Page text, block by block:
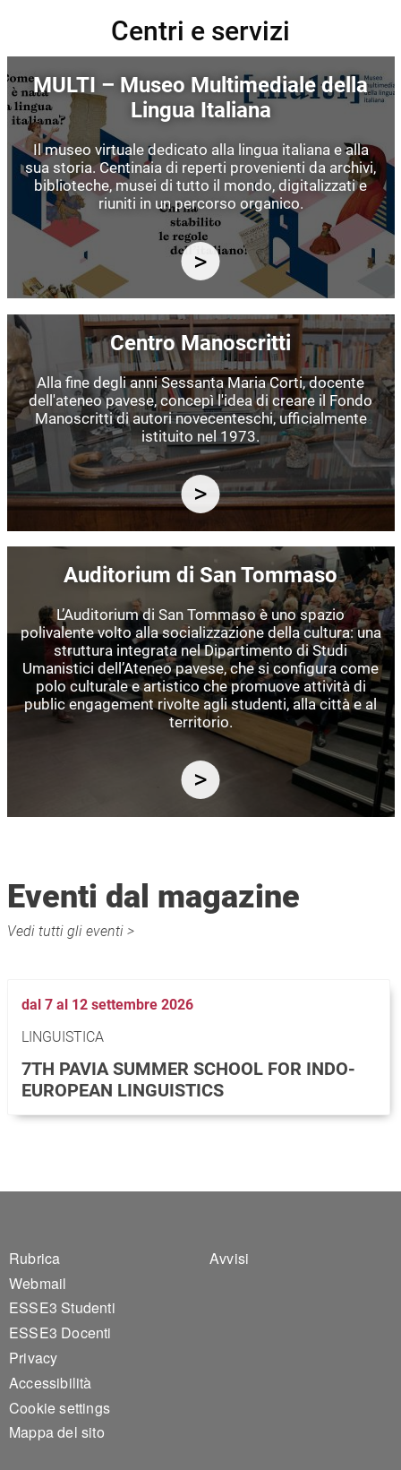
Centri e servizi
MULTI – Museo Multimediale della
Lingua Italiana
Il museo virtuale dedicato alla lingua italiana e alla
sua storia. Centinaia di reperti provenienti da archivi,
biblioteche, musei di tutto il mondo, digitalizzati e
riuniti in un percorso organico.
Immagine
Centro Manoscritti
Alla fine degli anni Sessanta Maria Corti, docente
dell'ateneo pavese, concepì l'idea di creare il Fondo
Manoscritti di autori novecenteschi, ufficialmente
istituito nel 1973.
Auditorium di San Tommaso
L’Auditorium di San Tommaso è uno spazio
polivalente volto alla socializzazione della cultura: una
struttura integrata nel Dipartimento di Studi
Umanistici dell’Ateneo pavese, che si configura come
polo culturale e artistico che promuove attività di
public engagement rivolte agli studenti, alla città e al
territorio.
Vedi tutti gli eventi >
Eventi dal magazine
dal 7 al 12 settembre 2026
LINGUISTICA
7TH PAVIA SUMMER SCHOOL FOR INDO-
EUROPEAN LINGUISTICS
Footer 1
Rubrica
Webmail
ESSE3 Studenti
ESSE3 Docenti
Privacy
Accessibilità
Cookie settings
Mappa del sito
Footer 2
Avvisi